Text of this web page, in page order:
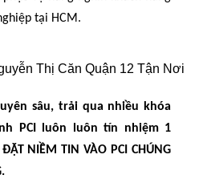
tại HCM.
sâu, trải qua nhiều khóa
PCI luôn luôn tín nhiệm 1
NIỀM TIN VÀO PCI CHÚNG